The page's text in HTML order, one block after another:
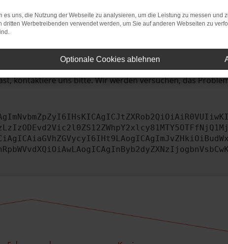
zu beheben.
auf dem neuesten Stand sind.
sondern kann auch dazu führen, dass bestimmte
kontaktiere uns bitte. Wir werden versuchen, das
es uns, die Nutzung der Webseite zu analysieren, um die Leistung zu messen und
dritten Werbetreibenden verwendet werden, um Sie auf anderen Webseiten zu
Optionale Cookies ablehnen